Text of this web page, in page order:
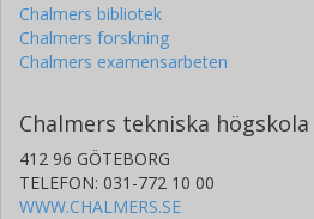
Chalmers bibliotek
Chalmers forskning
Chalmers examensarbeten
Chalmers tekniska högskola
412 96 GÖTEBORG
TELEFON: 031-772 10 00
WWW.CHALMERS.SE